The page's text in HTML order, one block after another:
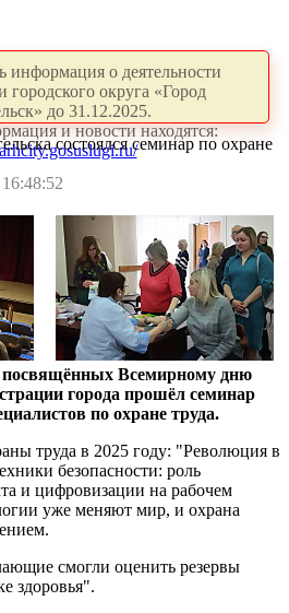
информация о деятельности
округа «Город
до 31.12.2025.
и новости находятся:
состоялся семинар по охране
16:48:52
Всемирному дню
города прошёл семинар
по охране труда.
труда в 2025 году: "Революция в
безопасности: роль
и цифровизации на рабочем
уже меняют мир, и охрана
смогли оценить резервы
здоровья".